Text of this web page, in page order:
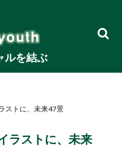
ルを結ぶ
ストに、未来47景
ラストに、未来